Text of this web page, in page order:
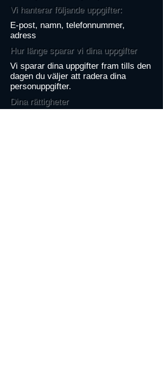
Vi hanterar följande uppgifter:
E-post, namn, telefonnummer,
adress
Hur länge sparar vi dina uppgifter
Vi sparar dina uppgifter fram tills den
dagen du väljer att radera dina
personuppgifter.
Dina rättigheter